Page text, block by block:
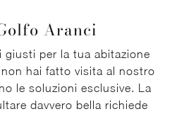
Aranci
giusti per la tua abitazione
hai fatto visita al nostro
le soluzioni esclusive. La
davvero bella richiede